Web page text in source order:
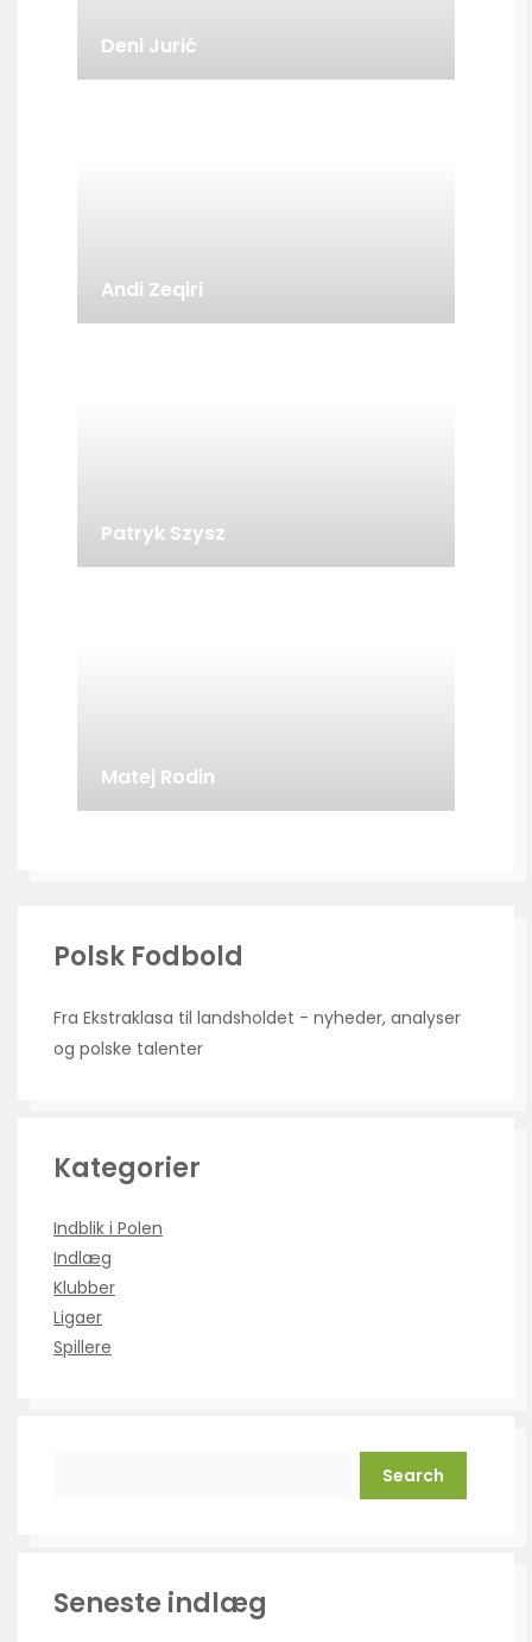
Deni Jurić
Andi Zeqiri
Patryk Szysz
Matej Rodin
Polsk Fodbold
Fra Ekstraklasa til landsholdet - nyheder, analyser
og polske talenter
Kategorier
Indblik i Polen
Indlæg
Klubber
Ligaer
Spillere
Seneste indlæg